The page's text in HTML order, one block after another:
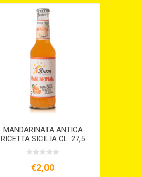
MANDARINATA ANTICA
RICETTA SICILIA CL. 27,5
€2,00